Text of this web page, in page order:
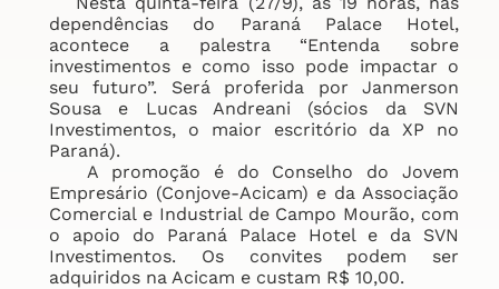
dependências do Paraná Palace Hotel,
acontece a palestra “Entenda sobre
investimentos e como isso pode impactar o
seu futuro”. Será proferida por Janmerson
Sousa e Lucas Andreani (sócios da SVN
Investimentos, o maior escritório da XP no
Paraná).
A promoção é do Conselho do Jovem
Empresário (Conjove-Acicam) e da Associação
Comercial e Industrial de Campo Mourão, com
o apoio do Paraná Palace Hotel e da SVN
Investimentos. Os convites podem ser
adquiridos na Acicam e custam R$ 10,00.